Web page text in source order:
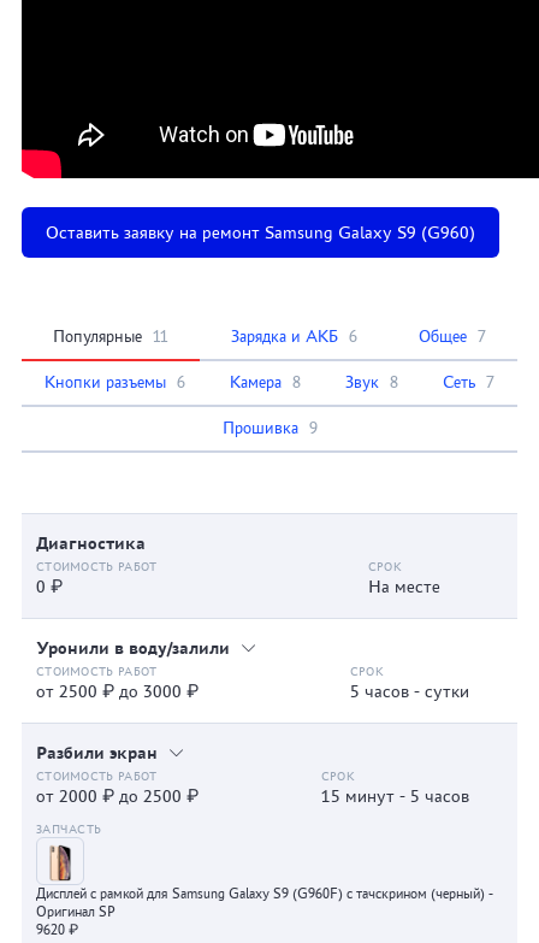
Оставить заявку на ремонт Samsung Galaxy S9 (G960)
Популярные 11 Зарядка и АКБ 6 Общее 7
Кнопки разъемы 6 Камера 8 Звук 8 Сеть 7
Прошивка 9
Диагностика
0 ₽ На месте
Уронили в воду/залили
от 2500 ₽ до 3000 ₽ 5 часов - сутки
Разбили экран
от 2000 ₽ до 2500 ₽ 15 минут - 5 часов
Дисплей с рамкой для Samsung Galaxy S9 (G960F) с тачскрином (черный) -
Оригинал SP
9620 ₽